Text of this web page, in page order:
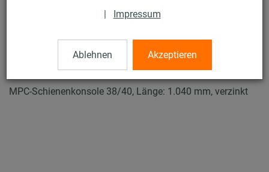
| Impressum
Ablehnen Akzeptieren
MPC-Schienenkonsolen
MPC-Schienenkonsole 38/40, Länge: 1.040 mm, verzinkt